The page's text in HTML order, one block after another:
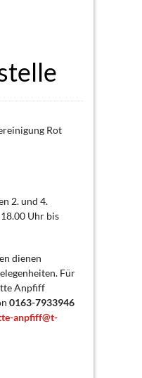
Rot
2. und 4.
Uhr bis
dienen
Für
Anpfiff
0163-7933946
anpfiff@t-